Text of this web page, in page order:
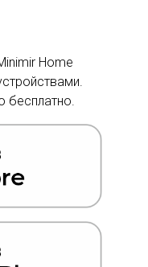
Home
бесплатно.